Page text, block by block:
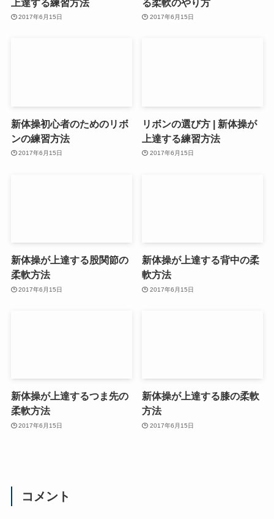
上達する練習方法
2017年6月15日
る柔軟のやり方
2017年6月15日
新体操初心者のためのリボ
ンの練習方法
2017年6月15日
リボンの選び方 | 新体操が
上達する練習方法
2017年6月15日
新体操が上達する股関節の
柔軟方法
2017年6月15日
新体操が上達する背中の柔
軟方法
2017年6月15日
新体操が上達するつま先の
柔軟方法
2017年6月15日
新体操が上達する膝の柔軟
方法
2017年6月15日
コメント